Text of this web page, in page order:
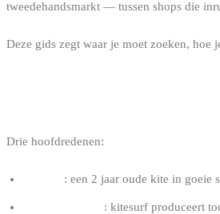
tweedehandsmarkt — tussen shops die
Deze gids zegt waar je moet zoeken,
Drie hoofdredenen:
: een 2 jaar oude kite in goeie
: kitesurf produceert